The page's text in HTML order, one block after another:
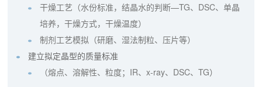
干燥工艺（水份标准，结晶水的判断—TG、DSC、单晶
培养，干燥方式，干燥温度）
制剂工艺模拟（研磨、湿法制粒、压片等）
建立拟定晶型的质量标准
（熔点、溶解性、粒度；IR、x-ray、DSC、TG）